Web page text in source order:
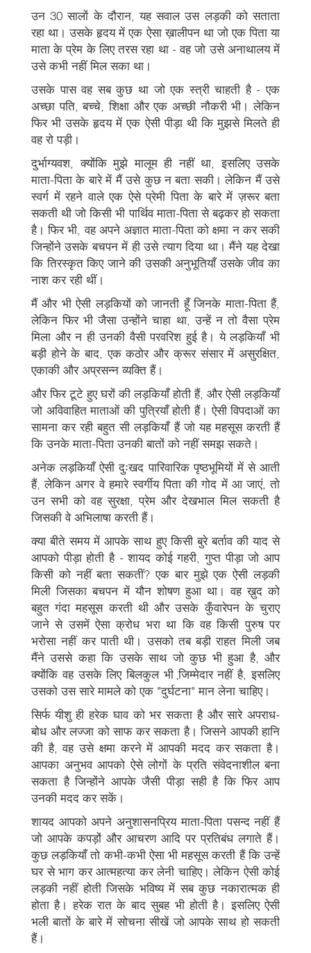
उन 30 सालों के दौरान, यह सवाल उस लड़की को सताता
रहा था। उसके हृदय में एक ऐसा ख़ालीपन था जो एक पिता या
माता के प्रेम के लिए तरस रहा था - वह जो उसे अनाथालय में
उसे कभी नहीं मिल सका था।
उसके पास वह सब कुछ था जो एक स्त्री चाहती है - एक
अच्छा पति, बच्चे, शिक्षा और एक अच्छी नौकरी भी। लेकिन
फिर भी उसके हृदय में एक ऐसी पीड़ा थी कि मुझसे मिलते ही
वह रो पड़ी।
दुर्भाग्यवश, क्योंकि मुझे मालूम ही नहीं था, इसलिए उसके
माता-पिता के बारे में मैं उसे कुछ न बता सकी। लेकिन मैं उसे
स्वर्ग में रहने वाले एक ऐसे प्रेमी पिता के बारे में ज़रूर बता
सकती थी जो किसी भी पार्थिव माता-पिता से बढ़कर हो सकता
है। फिर भी, वह अपने अज्ञात माता-पिता को क्षमा न कर सकी
जिन्होंने उसके बचपन में ही उसे त्याग दिया था। मैंने यह देखा
कि तिरस्कृत किए जाने की उसकी अनुभूतियाँ उसके जीव का
नाश कर रही थीं।
मैं और भी ऐसी लड़कियों को जानती हूँ जिनके माता-पिता हैं,
लेकिन फिर भी जैसा उन्होंने चाहा था, उन्हें न तो वैसा प्रेम
मिला और न ही उनकी वैसी परवरिश हुई है। ये लड़कियाँ भी
बड़ी होने के बाद, एक कठोर और क्रूर संसार में असुरक्षित,
एकाकी और अप्रसन्न व्यक्ति हैं।
और फिर टूटे हुए घरों की लड़कियाँ होती हैं, और ऐसी लड़कियाँ
जो अविवाहित माताओं की पुत्रियाँ होती हैं। ऐसी विपदाओं का
सामना कर रही बहुत सी लड़कियाँ हैं जो यह महसूस करती हैं
कि उनके माता-पिता उनकी बातों को नहीं समझ सकते।
अनेक लड़कियाँ ऐसी दुःखद पारिवारिक पृष्ठभूमियों में से आती
हैं, लेकिन अगर वे हमारे स्वर्गीय पिता की गोद में आ जाएं, तो
उन सभी को वह सुरक्षा, प्रेम और देखभाल मिल सकती है
जिसकी वे अभिलाषा करती हैं।
क्या बीते समय में आपके साथ हुए किसी बुरे बर्ताव की याद से
आपको पीड़ा होती है - शायद कोई गहरी, गुप्त पीड़ा जो आप
किसी को नहीं बता सकतीं? एक बार मुझे एक ऐसी लड़की
मिली जिसका बचपन में यौन शोषण हुआ था। वह ख़ुद को
बहुत गंदा महसूस करती थी और उसके कुँवारेपन के चुराए
जाने से उसमें ऐसा क्रोध भरा था कि वह किसी पुरुष पर
भरोसा नहीं कर पाती थी। उसको तब बड़ी राहत मिली जब
मैंने उससे कहा कि उसके साथ जो कुछ भी हुआ है, और
क्योंकि वह उसके लिए बिलकुल भी जि़म्मेदार नहीं है, इसलिए
उसको उस सारे मामले को एक "दुर्घटना" मान लेना चाहिए।
सिर्फ यीशु ही हरेक घाव को भर सकता है और सारे अपराध-
बोध और लज्जा को साफ कर सकता है। जिसने आपकी हानि
की है, वह उसे क्षमा करने में आपकी मदद कर सकता है।
आपका अनुभव आपको ऐसे लोगों के प्रति संवेदनाशील बना
सकता है जिन्होंने आपके जैसी पीड़ा सही है कि फिर आप
उनकी मदद कर सकें।
शायद आपको अपने अनुशासनप्रिय माता-पिता पसन्द नहीं हैं
जो आपके कपड़ों और आचरण आदि पर प्रतिबंध लगाते हैं।
कुछ लड़कियाँ तो कभी-कभी ऐसा भी महसूस करती हैं कि उन्हें
घर से भाग कर आत्महत्या कर लेनी चाहिए। लेकिन ऐसी कोई
लड़की नहीं होती जिसके भविष्य में सब कुछ नकारात्मक ही
होता है। हरेक रात के बाद सुबह भी होती है। इसलिए ऐसी
भली बातों के बारे में सोचना सीखें जो आपके साथ हो सकती
हैं।